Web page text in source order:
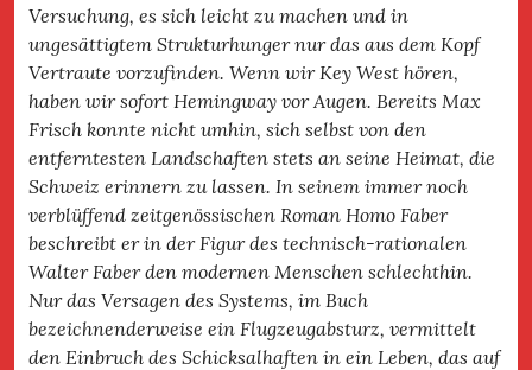
Versuchung, es sich leicht zu machen und in
ungesättigtem Strukturhunger nur das aus dem Kopf
Vertraute vorzufinden. Wenn wir Key West hören,
haben wir sofort Hemingway vor Augen. Bereits Max
Frisch konnte nicht umhin, sich selbst von den
entferntesten Landschaften stets an seine Heimat, die
Schweiz erinnern zu lassen. In seinem immer noch
verblüffend zeitgenössischen Roman Homo Faber
beschreibt er in der Figur des technisch-rationalen
Walter Faber den modernen Menschen schlechthin.
Nur das Versagen des Systems, im Buch
bezeichnenderweise ein Flugzeugabsturz, vermittelt
den Einbruch des Schicksalhaften in ein Leben, das auf